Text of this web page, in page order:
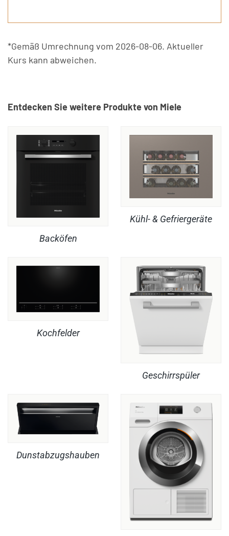
*Gemäß Umrechnung vom 2026-08-06. Aktueller
Kurs kann abweichen.
Entdecken Sie weitere Produkte von Miele
Backöfen
Kühl- & Gefriergeräte
Kochfelder
Geschirrspüler
Dunstabzugshauben